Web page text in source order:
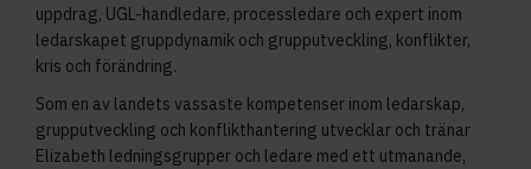
uppdrag, UGL-handledare, processledare och expert inom
ledarskapet gruppdynamik och grupputveckling, konflikter,
kris och förändring.
Som en av landets vassaste kompetenser inom ledarskap,
grupputveckling och konflikthantering utvecklar och tränar
Elizabeth ledningsgrupper och ledare med ett utmanande,